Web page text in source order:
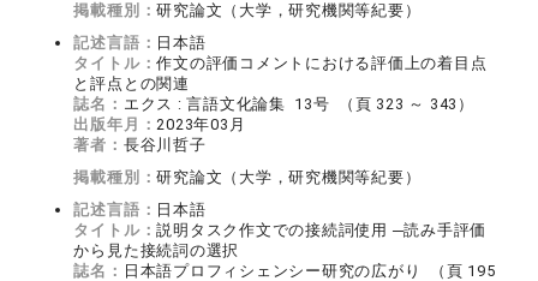
掲載種別：研究論文（大学，研究機関等紀要）
記述言語： 日本語
タイトル：作文の評価コメントにおける評価上の着目点
と評点との関連
誌名： エクス : 言語文化論集 13号 （頁 323 ～ 343）
出版年月：2023年03月
著者： 長谷川哲子
掲載種別：研究論文（大学，研究機関等紀要）
記述言語： 日本語
タイトル：説明タスク作文での接続詞使用 ─読み手評価
から見た接続詞の選択
誌名： 日本語プロフィシェンシー研究の広がり （頁 195